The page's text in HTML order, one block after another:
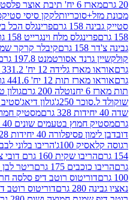
פלסטיק
קינדר
לקקן סיסי סטיקס פינגווין תות 9
פרינגלס הכל בייגל 158 גרם
מלח וינגרייט 158 גרם
פרינגלס
קיבלר קרקר שמינייה קלאב צ'דר
197.8 גרם
12 יח' 331.2 גרם
12 יח' 441.6 גרם
ממתק
נוטלה 200 גרם
גולון טווינס ללא
250ג'
גולון דיאג'סטיב מוזלי 365ג'
בטעמים שונים 40 יחידות 328 גרם
40 יחידות 328 גרם
בד"צ
הריבו בלוני לבבות 140 גרם
160 גרם דובי צבעוני
175 גרם
ריטר לבן סמרטיס 100 גרם
רוטב דיפ סלסה חריף עדין 300 גרם
דוריטוס רוטב דיפ סלסה חריף 300